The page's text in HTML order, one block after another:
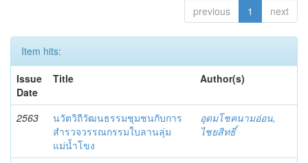
previous 1 next
Item hits:
Issue
Date
Title Author(s)
2563
นวัตวิถีวัฒนธรรมชุมชนกับการ
สำรวจวรรณกรรมใบลานลุ่ม
แม่น้ำโขง
อุดมโชคนามอ่อน,
ไชยสิทธิ์